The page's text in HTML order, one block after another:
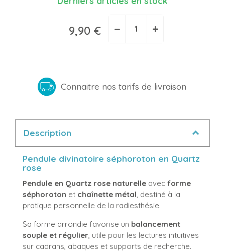
9,90 € − +
Connaitre nos tarifs de livraison
Description
Pendule divinatoire séphoroton en Quartz
rose
Pendule en Quartz rose naturelle avec forme
séphoroton et chaînette métal, destiné à la
pratique personnelle de la radiesthésie.
Sa forme arrondie favorise un balancement
souple et régulier, utile pour les lectures intuitives
sur cadrans, abaques et supports de recherche.